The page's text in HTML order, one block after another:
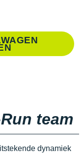
team
dynamiek